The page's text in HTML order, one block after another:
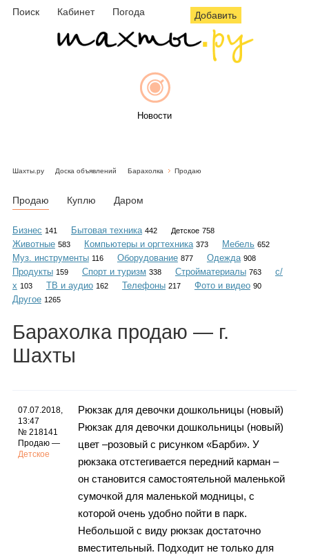
Поиск Кабинет Погода Добавить
Новости
Объявления
Гороскоп
Карты
Шахты.ру Доска объявлений Барахолка Продаю
Продаю Куплю Даром
Бизнес 141 Бытовая техника 442 Детское 758
Животные 583 Компьютеры и оргтехника 373 Мебель 652
Муз. инструменты 116 Оборудование 877 Одежда 908
Продукты 159 Спорт и туризм 338 Стройматериалы 763
с/
х 103 ТВ и аудио 162 Телефоны 217 Фото и видео 90
Другое 1265
Барахолка продаю — г.
Шахты
07.07.2018,
13:47
№ 218141
Продаю —
Детское
Рюкзак для девочки дошкольницы (новый)
Рюкзак для девочки дошкольницы (новый)
цвет –розовый с рисунком «Барби». У
рюкзака отстегивается передний карман –
он становится самостоятельной маленькой
сумочкой для маленькой модницы, с
которой очень удобно пойти в парк.
Небольшой с виду рюкзак достаточно
вместительный. Подходит не только для